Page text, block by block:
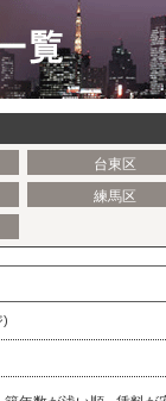
台東区
練馬区
)